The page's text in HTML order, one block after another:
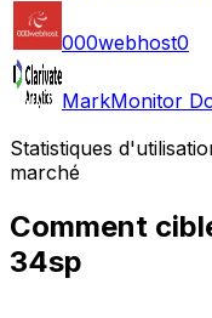
000webhost0
MarkMonitor
Statistiques
marché
Comment
34sp